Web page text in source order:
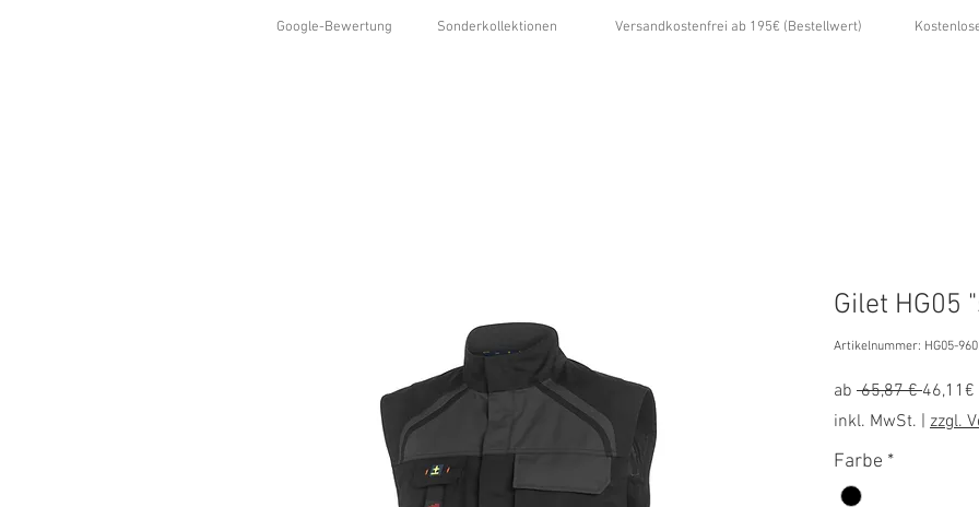
Google-Bewertung Sonderkollektionen Versandkostenfrei ab 195€ (Bestellwert)
Gilet HG05
Artikelnummer: HG05-
ab 65,87 € 46,11€
inkl. MwSt. zzgl.
Farbe *